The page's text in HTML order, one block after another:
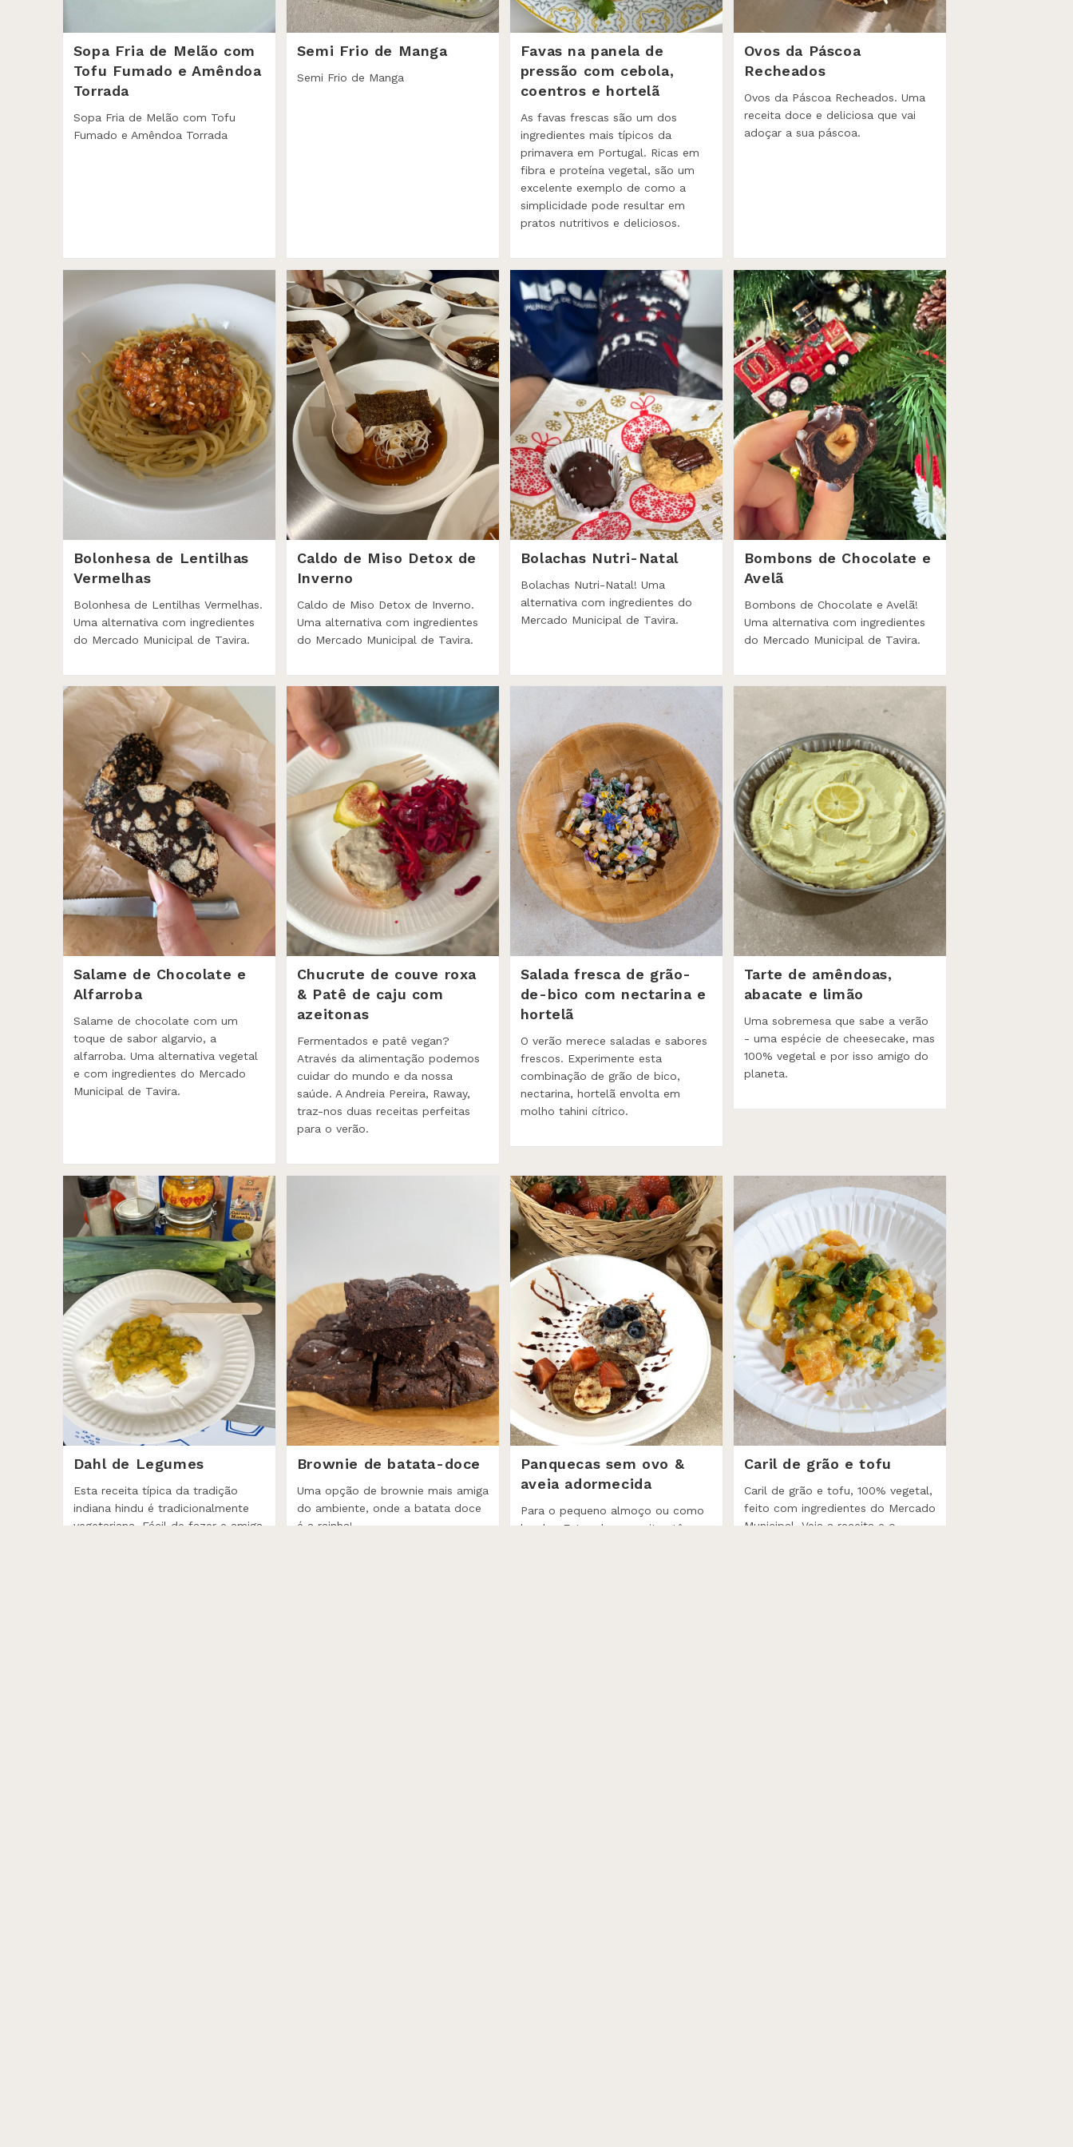
Sopa Fria de Melão com
Tofu Fumado e Amêndoa
Torrada
Sopa Fria de Melão com Tofu
Fumado e Amêndoa Torrada
Semi Frio de Manga
Semi Frio de Manga
Favas na panela de
pressão com cebola,
coentros e hortelã
As favas frescas são um dos
ingredientes mais típicos da
primavera em Portugal. Ricas em
fibra e proteína vegetal, são um
excelente exemplo de como a
simplicidade pode resultar em
pratos nutritivos e deliciosos.
Ovos da Páscoa
Recheados
Ovos da Páscoa Recheados. Uma
receita doce e deliciosa que vai
adoçar a sua páscoa.
Bolonhesa de Lentilhas
Vermelhas
Bolonhesa de Lentilhas Vermelhas.
Uma alternativa com ingredientes
do Mercado Municipal de Tavira.
Caldo de Miso Detox de
Inverno
Caldo de Miso Detox de Inverno.
Uma alternativa com ingredientes
do Mercado Municipal de Tavira.
Bolachas Nutri-Natal
Bolachas Nutri-Natal! Uma
alternativa com ingredientes do
Mercado Municipal de Tavira.
Bombons de Chocolate e
Avelã
Bombons de Chocolate e Avelã!
Uma alternativa com ingredientes
do Mercado Municipal de Tavira.
Salame de Chocolate e
Alfarroba
Salame de chocolate com um
toque de sabor algarvio, a
alfarroba. Uma alternativa vegetal
e com ingredientes do Mercado
Municipal de Tavira.
Chucrute de couve roxa
& Patê de caju com
azeitonas
Fermentados e patê vegan?
Através da alimentação podemos
cuidar do mundo e da nossa
saúde. A Andreia Pereira, Raway,
traz-nos duas receitas perfeitas
para o verão.
Salada fresca de grão-
de-bico com nectarina e
hortelã
O verão merece saladas e sabores
frescos. Experimente esta
combinação de grão de bico,
nectarina, hortelã envolta em
molho tahini cítrico.
Tarte de amêndoas,
abacate e limão
Uma sobremesa que sabe a verão
- uma espécie de cheesecake, mas
100% vegetal e por isso amigo do
planeta.
Dahl de Legumes
Esta receita típica da tradição
indiana hindu é tradicionalmente
vegetariana. Fácil de fazer e amiga
Brownie de batata-doce
Uma opção de brownie mais amiga
do ambiente, onde a batata doce
é a rainha!
Panquecas sem ovo &
aveia adormecida
Para o pequeno almoço ou como
lanche. Estas duas receitas têm
Caril de grão e tofu
Caril de grão e tofu, 100% vegetal,
feito com ingredientes do Mercado
Municipal. Veja a receita e o